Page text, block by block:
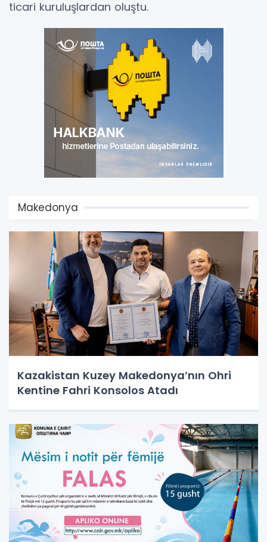
ticari kuruluşlardan oluştu.
Makedonya
Kazakistan Kuzey Makedonya’nın Ohri
Kentine Fahri Konsolos Atadı